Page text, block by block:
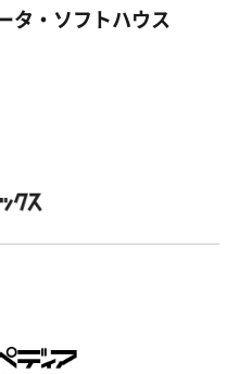
タ・ソフトハウス